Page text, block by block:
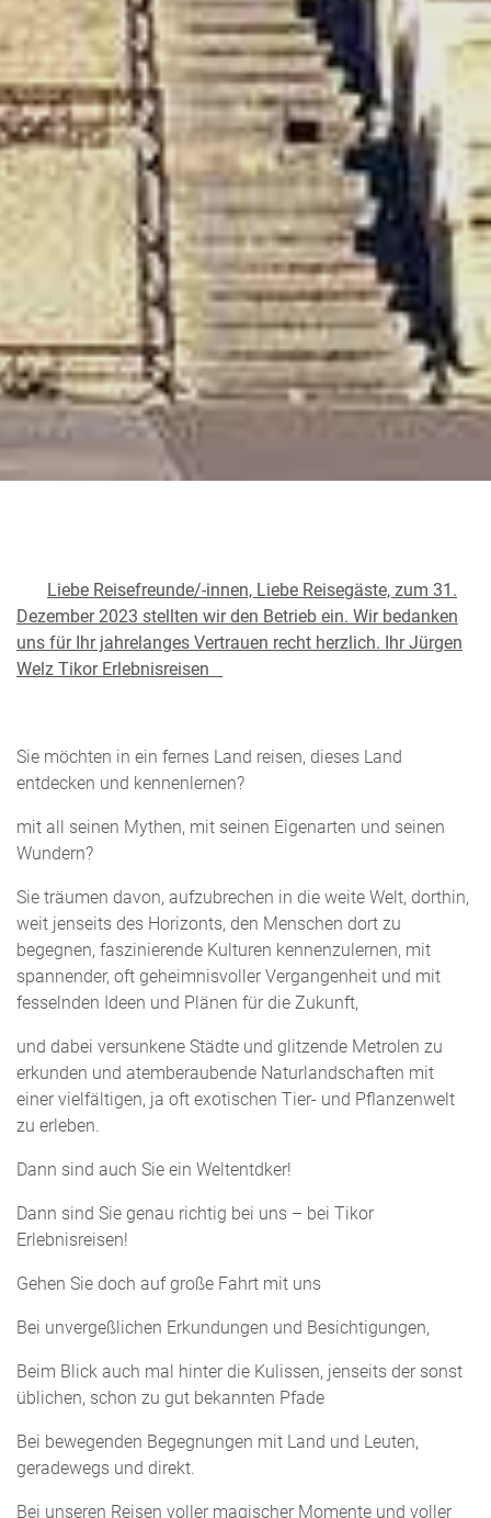
Liebe Reisefreunde/-innen, Liebe Reisegäste, zum 31.
Dezember 2023 stellten wir den Betrieb ein. Wir bedanken
uns für Ihr jahrelanges Vertrauen recht herzlich. Ihr Jürgen
Welz Tikor Erlebnisreisen
Sie möchten in ein fernes Land reisen, dieses Land
entdecken und kennenlernen?
mit all seinen Mythen, mit seinen Eigenarten und seinen
Wundern?
Sie träumen davon, aufzubrechen in die weite Welt, dorthin,
weit jenseits des Horizonts, den Menschen dort zu
begegnen, faszinierende Kulturen kennenzulernen, mit
spannender, oft geheimnisvoller Vergangenheit und mit
fesselnden Ideen und Plänen für die Zukunft,
und dabei versunkene Städte und glitzende Metrolen zu
erkunden und atemberaubende Naturlandschaften mit
einer vielfältigen, ja oft exotischen Tier- und Pflanzenwelt
zu erleben.
Dann sind auch Sie ein Weltentdker!
Dann sind Sie genau richtig bei uns – bei Tikor
Erlebnisreisen!
Gehen Sie doch auf große Fahrt mit uns
Bei unvergeßlichen Erkundungen und Besichtigungen,
Beim Blick auch mal hinter die Kulissen, jenseits der sonst
üblichen, schon zu gut bekannten Pfade
Bei bewegenden Begegnungen mit Land und Leuten,
geradewegs und direkt.
Bei unseren Reisen voller magischer Momente und voller